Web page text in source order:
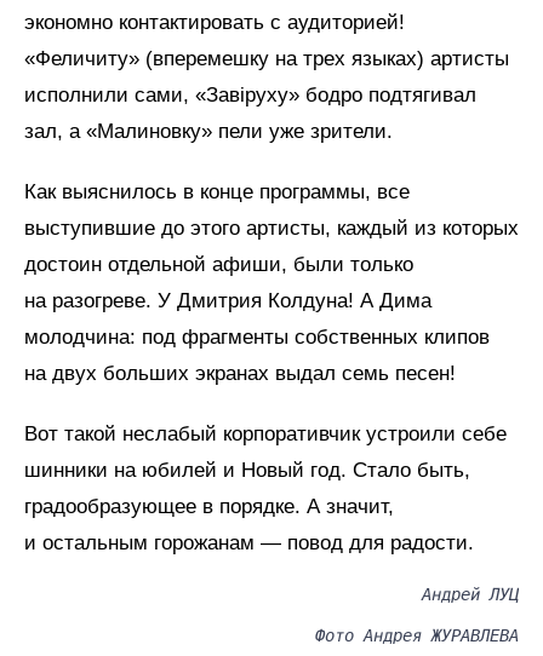
экономно контактировать с аудиторией!
«Феличиту» (вперемешку на трех языках) артисты
исполнили сами, «Завiруху» бодро подтягивал
зал, а «Малиновку» пели уже зрители.
Как выяснилось в конце программы, все
выступившие до этого артисты, каждый из которых
достоин отдельной афиши, были только
на разогреве. У Дмитрия Колдуна! А Дима
молодчина: под фрагменты собственных клипов
на двух больших экранах выдал семь песен!
Вот такой неслабый корпоративчик устроили себе
шинники на юбилей и Новый год. Стало быть,
градообразующее в порядке. А значит,
и остальным горожанам — повод для радости.
Андрей ЛУЦ
Фото Андрея ЖУРАВЛЁВА